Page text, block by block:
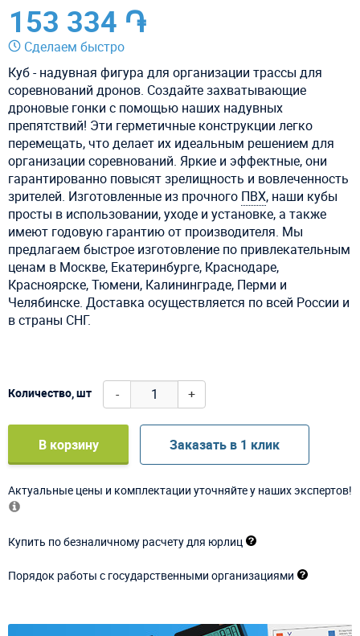
153 334 ֏
Сделаем быстро
Куб - надувная фигура для организации трассы для
соревнований дронов. Создайте захватывающие
дроновые гонки с помощью наших надувных
препятствий! Эти герметичные конструкции легко
перемещать, что делает их идеальным решением для
организации соревнований. Яркие и эффектные, они
гарантированно повысят зрелищность и вовлеченность
зрителей. Изготовленные из прочного ПВХ, наши кубы
просты в использовании, уходе и установке, а также
имеют годовую гарантию от производителя. Мы
предлагаем быстрое изготовление по привлекательным
ценам в Москве, Екатеринбурге, Краснодаре,
Красноярске, Тюмени, Калининграде, Перми и
Челябинске. Доставка осуществляется по всей России и
в страны СНГ.
Количество, шт - +
В корзину Заказать в 1 клик
Актуальные цены и комплектации уточняйте у наших экспертов!
Купить по безналичному расчету для юрлиц
Порядок работы с государственными организациями